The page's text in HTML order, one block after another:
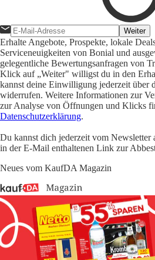
Weiter
Erhalte Angebote, Prospekte, lokale
Serviceneuigkeiten von Bonial und
gelegentliche Bewertungsanfragen von
Klick auf „Weiter" willigst du in den
kannst deine Einwilligung jederzeit über
widerrufen. Weitere Informationen zur
zur Analyse von Öffnungen und Klicks
Datenschutzerklärung.
Du kannst dich jederzeit vom Newsletter
in der E-Mail enthaltenen Link zur
Neues vom KaufDA Magazin